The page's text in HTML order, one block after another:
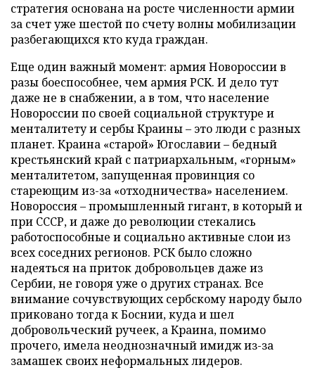
стратегия основана на росте численности армии
за счет уже шестой по счету волны мобилизации
разбегающихся кто куда граждан.
Еще один важный момент: армия Новороссии в
разы боеспособнее, чем армия РСК. И дело тут
даже не в снабжении, а в том, что население
Новороссии по своей социальной структуре и
менталитету и сербы Краины – это люди с разных
планет. Краина «старой» Югославии – бедный
крестьянский край с патриархальным, «горным»
менталитетом, запущенная провинция со
стареющим из-за «отходничества» населением.
Новороссия – промышленный гигант, в который и
при СССР, и даже до революции стекались
работоспособные и социально активные слои из
всех соседних регионов. РСК было сложно
надеяться на приток добровольцев даже из
Сербии, не говоря уже о других странах. Все
внимание сочувствующих сербскому народу было
приковано тогда к Боснии, куда и шел
добровольческий ручеек, а Краина, помимо
прочего, имела неоднозначный имидж из-за
замашек своих неформальных лидеров.